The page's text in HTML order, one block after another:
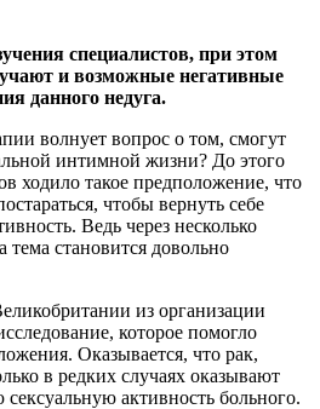
специалистов, при этом
и возможные негативные
данного недуга.
волнует вопрос о том, смогут
интимной жизни? До этого
ходило такое предположение, что
чтобы вернуть себе
Ведь через несколько
тема становится довольно
из организации
которое помогло
Оказывается, что рак,
в редких случаях оказывают
активность больного.